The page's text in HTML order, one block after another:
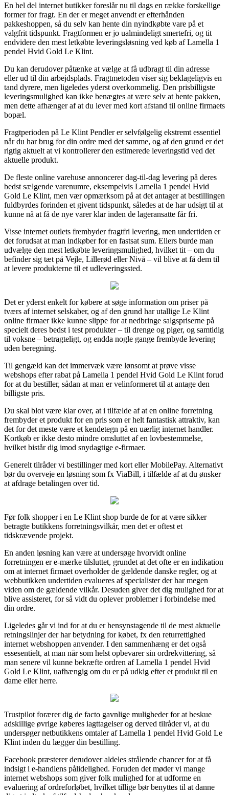
En hel del internet butikker foreslår nu til dags en række forskellige
former for fragt. En der er meget anvendt er efterhånden
pakkeshoppen, så du selv kan hente din nyindkøbte vare på et
valgfrit tidspunkt. Fragtformen er jo ualmindeligt smertefri, og tit
endvidere den mest letkøbte leveringsløsning ved køb af Lamella 1
pendel Hvid Gold Le Klint.
Du kan derudover påtænke at vælge at få udbragt til din adresse
eller ud til din arbejdsplads. Fragtmetoden viser sig beklageligvis en
tand dyrere, men ligeledes yderst overkommelig. Den prisbilligste
leveringsmulighed kan ikke benægtes at være selv at hente pakken,
men dette afhænger af at du lever med kort afstand til online firmaets
bopæl.
Fragtperioden på Le Klint Pendler er selvfølgelig ekstremt essentiel
når du har brug for din ordre med det samme, og af den grund er det
rigtig aktuelt at vi kontrollerer den estimerede leveringstid ved det
aktuelle produkt.
De fleste online varehuse annoncerer dag-til-dag levering på deres
bedst sælgende varenumre, eksempelvis Lamella 1 pendel Hvid
Gold Le Klint, men vær opmærksom på at det antager at bestillingen
fuldbyrdes forinden et givent tidspunkt, således at de har udsigt til at
kunne nå at få de nye varer klar inden de lageransatte får fri.
Visse internet outlets frembyder fragtfri levering, men undertiden er
det forudsat at man indkøber for en fastsat sum. Ellers burde man
udvælge den mest letkøbte leveringsmulighed, hvilket tit – om du
befinder sig tæt på Vejle, Lillerød eller Nivå – vil blive at få dem til
at levere produkterne til et udleveringssted.
Det er yderst enkelt for købere at søge information om priser på
tværs af internet selskaber, og af den grund har utallige Le Klint
online firmaer ikke kunne slippe for at nedbringe salgspriserne på
specielt deres bedst i test produkter – til drenge og piger, og samtidig
til voksne – betragteligt, og endda nogle gange frembyde levering
uden beregning.
Til gengæld kan det immervæk være lønsomt at prøve visse
webshops efter rabat på Lamella 1 pendel Hvid Gold Le Klint forud
for at du bestiller, sådan at man er velinformeret til at antage den
billigste pris.
Du skal blot være klar over, at i tilfælde af at en online forretning
frembyder et produkt for en pris som er helt fantastisk attraktiv, kan
det for det meste være et kendetegn på en uærlig internet handler.
Kortkøb er ikke desto mindre omsluttet af en lovbestemmelse,
hvilket bistår dig imod snydagtige e-firmaer.
Generelt tilråder vi bestillinger med kort eller MobilePay. Alternativt
bør du overveje en løsning som fx ViaBill, i tilfælde af at du ønsker
at afdrage betalingen over tid.
Før folk shopper i en Le Klint shop burde de for at være sikker
betragte butikkens forretningsvilkår, men det er oftest et
tidskrævende projekt.
En anden løsning kan være at undersøge hvorvidt online
forretningen er e-mærke tilsluttet, grundet at det ofte er en indikation
om at internet firmaet overholder de gældende danske regler, og at
webbutikken undertiden evalueres af specialister der har megen
viden om de gældende vilkår. Desuden giver det dig mulighed for at
blive assisteret, for så vidt du oplever problemer i forbindelse med
din ordre.
Ligeledes går vi ind for at du er hensynstagende til de mest aktuelle
retningslinjer der har betydning for købet, fx den returrettighed
internet webshoppen anvender. I den sammenhæng er det også
essesentielt, at man når som helst opbevarer sin ordrekvittering, så
man senere vil kunne bekræfte ordren af Lamella 1 pendel Hvid
Gold Le Klint, uafhængig om du er på udkig efter et produkt til en
dame eller herre.
Trustpilot forærer dig de facto gavnlige muligheder for at beskue
adskillige øvrige køberes iagttagelser og derved tilråder vi, at du
undersøger netbutikkens omtaler af Lamella 1 pendel Hvid Gold Le
Klint inden du lægger din bestilling.
Facebook præsterer derudover aldeles strålende chancer for at få
indsigt i e-handlens pålidelighed. Foruden det møder vi mange
internet webshops som giver folk mulighed for at udforme en
evaluering af ordreforløbet, hvilket tillige bør benyttes til at danne